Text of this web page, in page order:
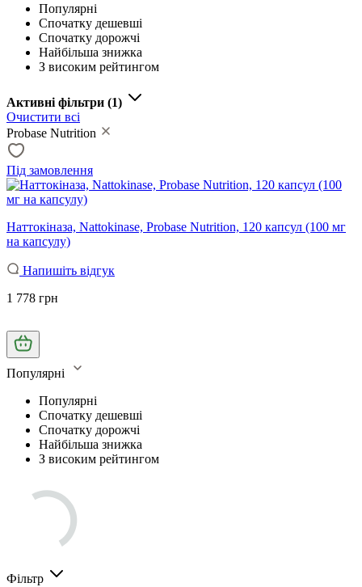
Популярні
Спочатку дешевші
Спочатку дорожчі
Найбільша знижка
З високим рейтингом
Активні фільтри (1)
Очистити всі
Probase Nutrition
Під замовлення
Наттокіназа, Nattokinase, Probase Nutrition, 120 капсул (100 мг
на капсулу)
Напишіть відгук
1 778 грн
Популярні
Популярні
Спочатку дешевші
Спочатку дорожчі
Найбільша знижка
З високим рейтингом
Фільтр